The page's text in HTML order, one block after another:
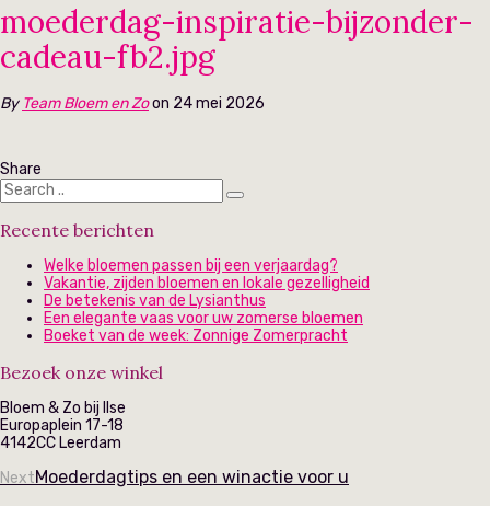
moederdag-inspiratie-bijzonder-
cadeau-fb2.jpg
By Team Bloem en Zoon 24 mei 2026
Share
Recente berichten
Welke bloemen passen bij een verjaardag?
Vakantie, zijden bloemen en lokale gezelligheid
De betekenis van de Lysianthus
Een elegante vaas voor uw zomerse bloemen
Boeket van de week: Zonnige Zomerpracht
Bezoek onze winkel
Bloem & Zo bij Ilse
Europaplein 17-18
4142CC Leerdam
NextMoederdagtips en een winactie voor u